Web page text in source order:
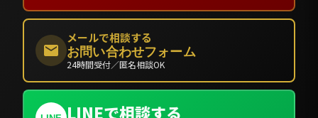
メールで相談する
お問い合わせフォーム
24時間受付／匿名相談OK
LINEで相談する